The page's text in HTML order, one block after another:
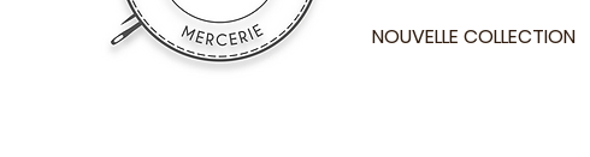
NOUVELLE COLLECTION